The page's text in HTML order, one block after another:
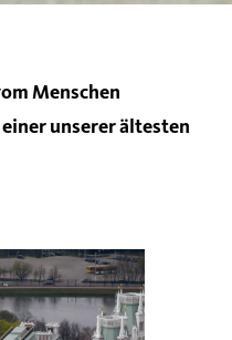
Menschen
unserer ältesten